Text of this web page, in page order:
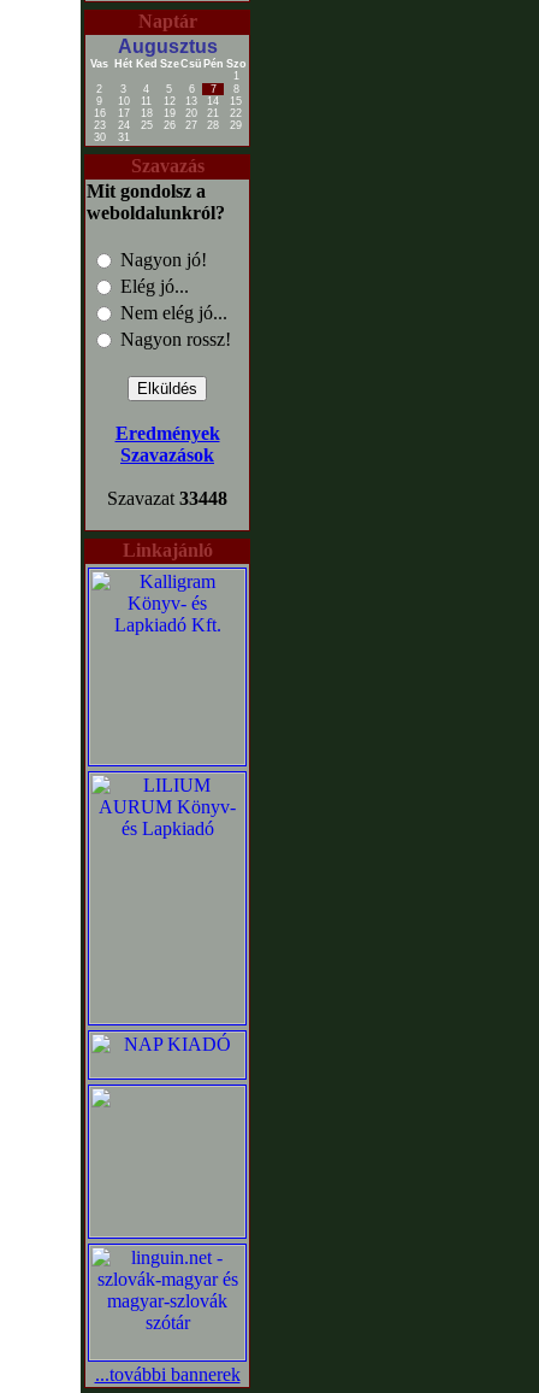
Naptár
Augusztus
Vas Hét Ked SzeCsü Pén Szo
1
2
3 4 5 6 7
8
9
10 11 12 13 14
15
16
17 18 19 20 21
22
23
24 25 26 27 28
29
30
31
Szavazás
Mit gondolsz a
weboldalunkról?
Nagyon jó!
Elég jó...
Nem elég jó...
Nagyon rossz!
Eredmények
Szavazások
Szavazat 33448
Linkajánló
...további bannerek